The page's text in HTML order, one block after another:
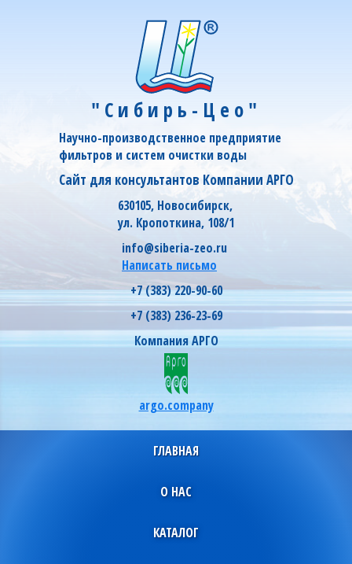
"Сибирь-Цео"
Научно-производственное предприятие
фильтров и систем очистки воды
Сайт для консультантов Компании АРГО
630105, Новосибирск,
ул. Кропоткина, 108/1
info@siberia-zeo.ru
Написать письмо
+7 (383) 220-90-60
+7 (383) 236-23-69
Компания АРГО
argo.company
ГЛАВНАЯ
О НАС
КАТАЛОГ